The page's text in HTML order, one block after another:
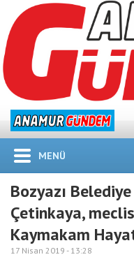
MENÜ
Bozyazı
Çetinkaya,
Kaymakam
17 Nisan 2019 - 13:28